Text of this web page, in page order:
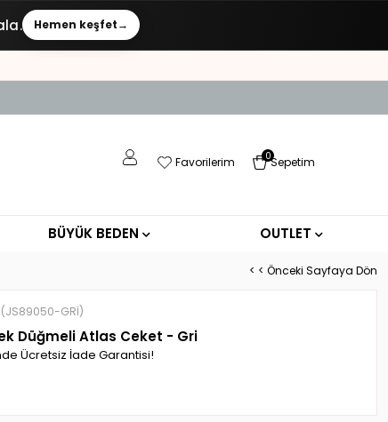
Hemen keşfet→
Sepetim
0
Favorilerim
BÜYÜK BEDEN OUTLET
< < Önceki Sayfaya Dön
(JS89050-GRİ)
Düğmeli Atlas Ceket - Gri
Ücretsiz İade Garantisi!